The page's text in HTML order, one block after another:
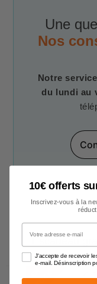
Une
Nos
Notre
du lundi au
10€ offerts
Inscrivez-vous à la
Votre adresse e-mail
J'accepte de recevoir
e-mail. Désinscription